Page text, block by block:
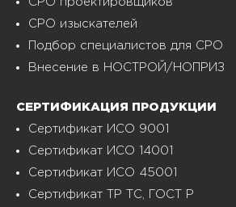
СРО изыскателей
Подбор специалистов для СРО
Внесение в НОСТРОЙ/НОПРИЗ
СЕРТИФИКАЦИЯ ПРОДУКЦИИ
Сертификат ИСО 9001
Сертификат ИСО 14001
Сертификат ИСО 45001
Сертификат ТР ТС, ГОСТ Р